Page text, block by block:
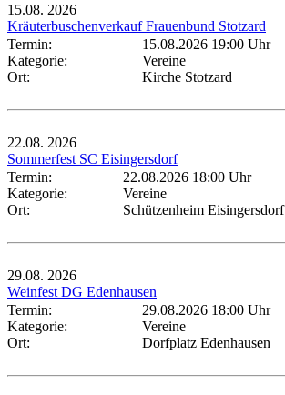
15.08. 2026
Kräuterbuschenverkauf Frauenbund Stotzard
Termin:
15.08.2026 19:00 Uhr
Kategorie:
Vereine
Ort:
Kirche Stotzard
22.08. 2026
Sommerfest SC Eisingersdorf
Termin:
22.08.2026 18:00 Uhr
Kategorie:
Vereine
Ort:
Schützenheim Eisingersdorf
29.08. 2026
Weinfest DG Edenhausen
Termin:
29.08.2026 18:00 Uhr
Kategorie:
Vereine
Ort:
Dorfplatz Edenhausen